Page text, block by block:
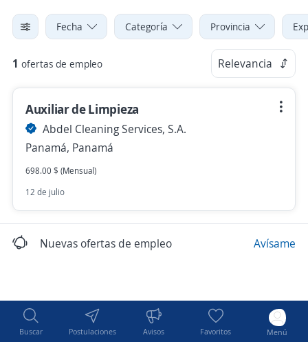
Buscar Postulaciones Avisos Favoritos Menú
Fecha Categoría Provincia
1 ofertas de empleo Relevancia
Auxiliar de Limpieza
Abdel Cleaning Services, S.A.
Panamá, Panamá
698.00 $ (Mensual)
12 de julio
Nuevas ofertas de empleo Avísame